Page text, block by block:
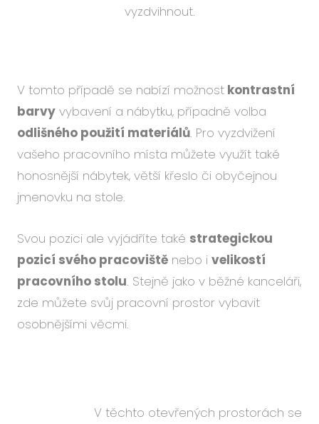
vyzdvihnout.
V tomto případě se nabízí možnost kontrastní
barvy vybavení a nábytku, případně volba
odlišného použití materiálů. Pro vyzdvižení
vašeho pracovního místa můžete využít také
honosnější nábytek, větší křeslo či obyčejnou
jmenovku na stole.
Svou pozici ale vyjádříte také strategickou
pozicí svého pracoviště nebo i velikostí
pracovního stolu. Stejně jako v běžné kanceláři,
zde můžete svůj pracovní prostor vybavit
osobnějšími věcmi.
V těchto otevřených prostorách se